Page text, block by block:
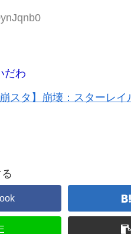
だわ
崩スタ】崩壊：スターレ